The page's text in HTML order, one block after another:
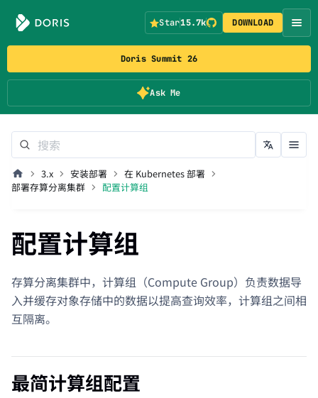
Doris Summit 26
Ask Me
Star15.7k DOWNLOAD
3.x 安装部署
在 Kubernetes 部署
部署存算分离集群
配置计算组
配置计算组
存算分离集群中，计算组（Compute Group）负责数据导
入并缓存对象存储中的数据以提高查询效率，计算组之间相
互隔离。
最简计算组配置